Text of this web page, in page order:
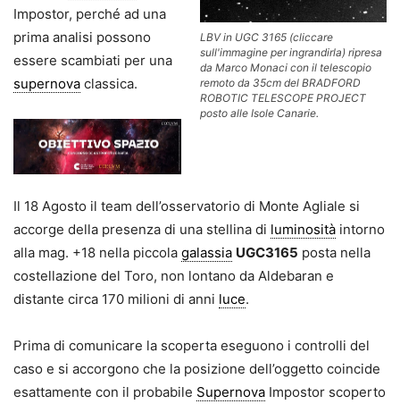
LBV in UGC 3165 (cliccare
sull'immagine per ingrandirla) ripresa
da Marco Monaci con il telescopio
remoto da 35cm del BRADFORD
ROBOTIC TELESCOPE PROJECT
posto alle Isole Canarie.
Impostor, perché ad una
prima analisi possono
essere scambiati per una
supernova classica.
Il 18 Agosto il team dell’osservatorio di Monte Agliale si
accorge della presenza di una stellina di luminosità intorno
alla mag. +18 nella piccola galassia UGC3165 posta nella
costellazione del Toro, non lontano da Aldebaran e
distante circa 170 milioni di anni luce.
Prima di comunicare la scoperta eseguono i controlli del
caso e si accorgono che la posizione dell’oggetto coincide
esattamente con il probabile Supernova Impostor scoperto